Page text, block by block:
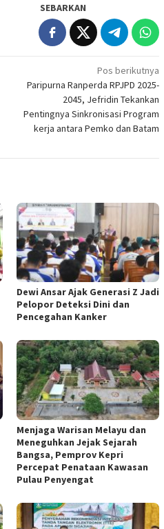
SEBARKAN
Pos berikutnya
Paripurna Ranperda RPJPD 2025-
2045, Jefridin Tekankan
Pentingnya Sinkronisasi Program
kerja antara Pemko dan Batam
Dewi Ansar Ajak Generasi Z Jadi
Pelopor Deteksi Dini dan
Pencegahan Kanker
Menjaga Warisan Melayu dan
Meneguhkan Jejak Sejarah
Bangsa, Pemprov Kepri
Percepat Penataan Kawasan
Pulau Penyengat